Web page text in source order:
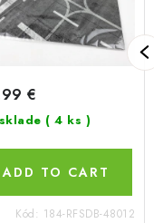
€
( 4 ks )
ADD TO CART
Kód: 184-RFSDB-48012